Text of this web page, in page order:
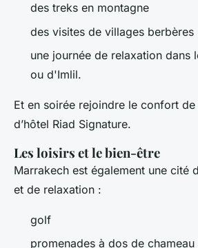
des treks en montagne
des visites de villages berbères
une journée de relaxation dans
ou d'Imlil.
Et en soirée rejoindre le confort
d’hôtel Riad Signature.
Les loisirs et le bien-être
Marrakech est également une cité
et de relaxation :
golf
promenades à dos de chameau